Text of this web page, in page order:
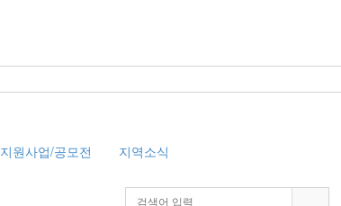
지원사업/공모전 지역소식